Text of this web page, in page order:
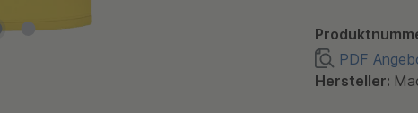
PDF
Hersteller: